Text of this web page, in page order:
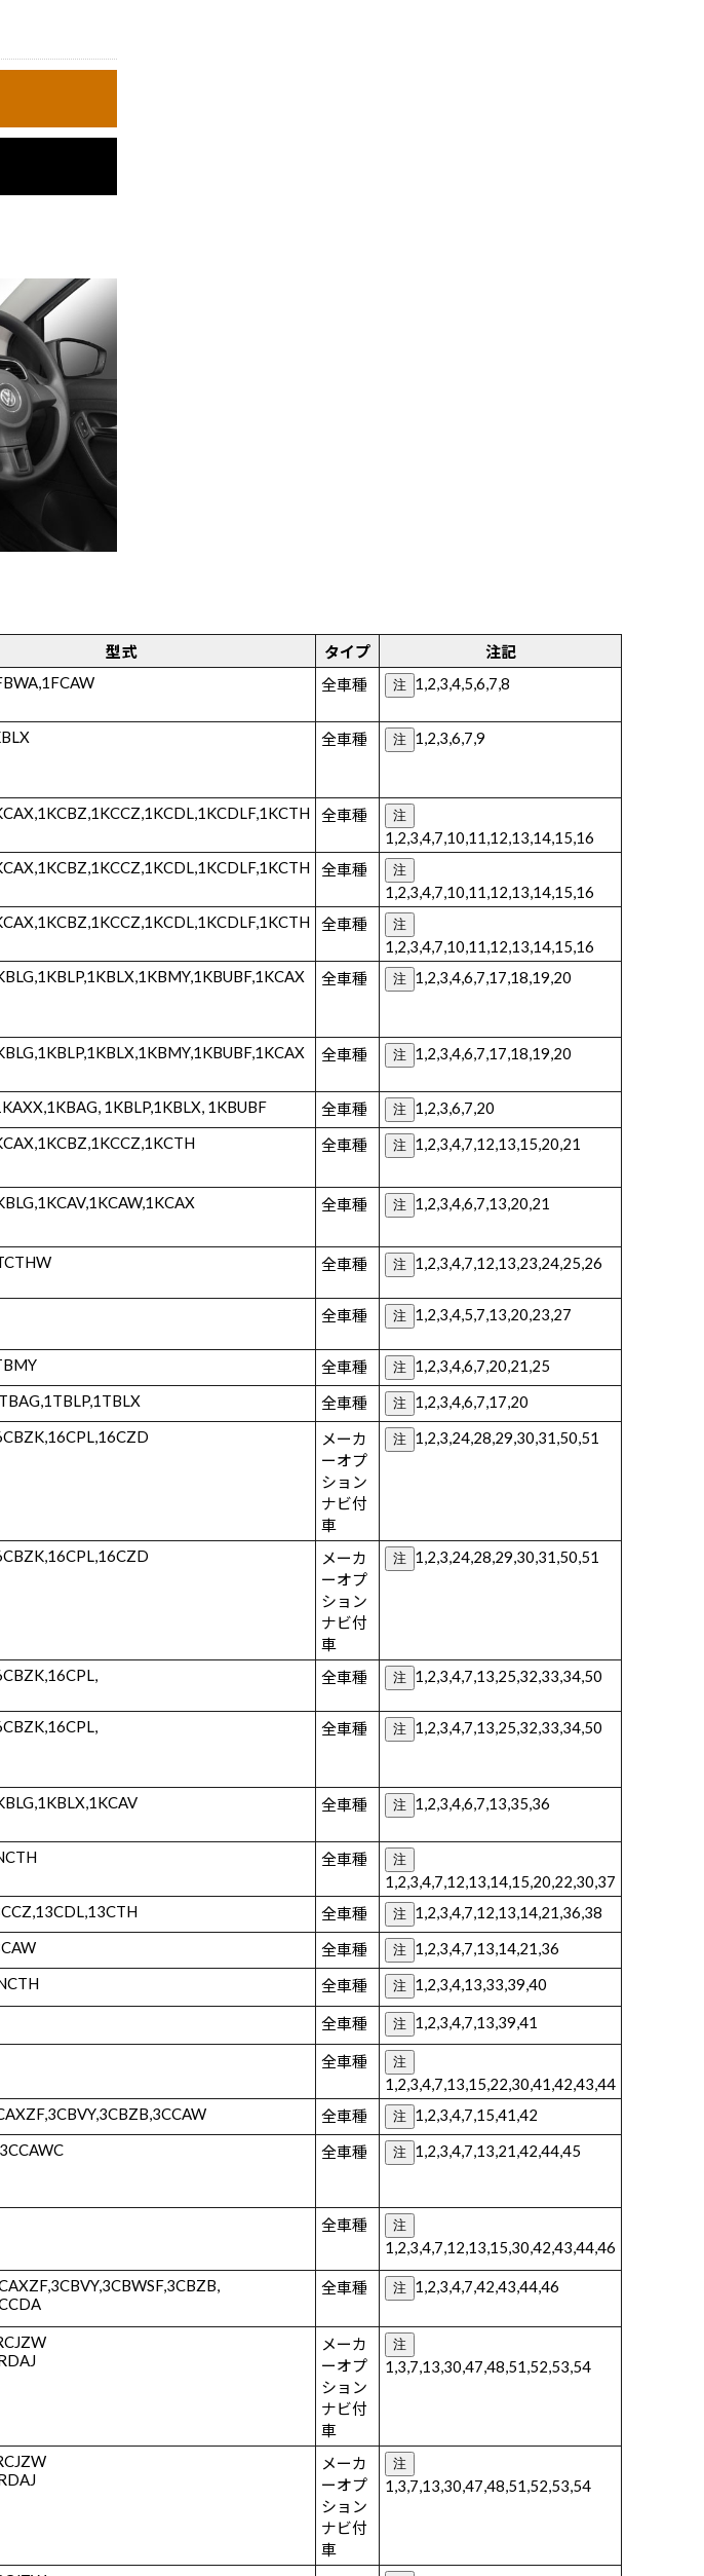
型式 タイプ
注記
全車種 注 1,2,3,4,5,6,7,8
全車種 注 1,2,3,6,7,9
全車種 注
1,2,3,4,7,10,11,12,13,14,15,16
全車種 注
1,2,3,4,7,10,11,12,13,14,15,16
全車種 注
1,2,3,4,7,10,11,12,13,14,15,16
全車種 注 1,2,3,4,6,7,17,18,19,20
全車種 注 1,2,3,4,6,7,17,18,19,20
1KBLP,1KBLX, 1KBUBF 全車種 注
1,2,3,6,7,20
全車種 注 1,2,3,4,7,12,13,15,20,21
全車種 注 1,2,3,4,6,7,13,20,21
全車種 注 1,2,3,4,7,12,13,23,24,25,26
全車種 注 1,2,3,4,5,7,13,20,23,27
全車種 注
1,2,3,4,6,7,20,21,25
全車種 注
1,2,3,4,6,7,17,20
メーカ
ーオプ
ション
ナビ付
車
注 1,2,3,24,28,29,30,31,50,51
メーカ
ーオプ
ション
ナビ付
車
注 1,2,3,24,28,29,30,31,50,51
全車種 注 1,2,3,4,7,13,25,32,33,34,50
全車種 注 1,2,3,4,7,13,25,32,33,34,50
全車種 注 1,2,3,4,6,7,13,35,36
全車種 注
1,2,3,4,7,12,13,14,15,20,22,30,37
全車種 注
1,2,3,4,7,12,13,14,21,36,38
全車種 注
1,2,3,4,7,13,14,21,36
全車種 注 1,2,3,4,13,33,39,40
全車種 注 1,2,3,4,7,13,39,41
全車種 注
1,2,3,4,7,13,15,22,30,41,42,43,44
全車種 注
1,2,3,4,7,15,41,42
全車種 注 1,2,3,4,7,13,21,42,44,45
全車種 注
1,2,3,4,7,12,13,15,30,42,43,44,46
全車種 注 1,2,3,4,7,42,43,44,46
メーカ
ーオプ
ション
ナビ付
車
注
1,3,7,13,30,47,48,51,52,53,54
メーカ
ーオプ
ション
ナビ付
車
注
1,3,7,13,30,47,48,51,52,53,54